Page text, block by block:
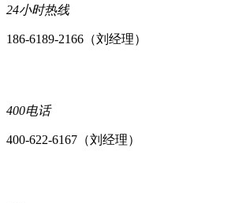
24小时热线
186-6189-2166（刘经理）
400电话
400-622-6167（刘经理）